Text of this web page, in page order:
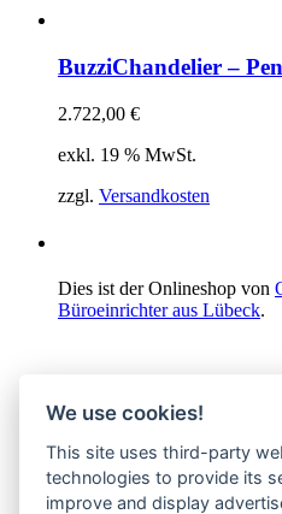
BuzziChandelier –
2.722,00 €
exkl. 19 % MwSt.
zzgl. Versandkosten
Dies ist der Onlineshop von
Büroeinrichter aus Lübeck.
We use cookies!
This site uses third-party
technologies to provide its
improve and display